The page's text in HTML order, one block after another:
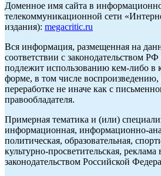
Доменное имя сайта в
телекоммуникационной сети
издания): megacritic.ru
Вся информация, размещенная на
соответствии с законодательством
подлежит использованию кем-либо в
форме, в том числе
переработке не иначе как с
правообладателя.
Примерная тематика и (или)
информационная, информационно-
политическая, образовательная,
культурно-просветительская, реклама
законодательством Российской